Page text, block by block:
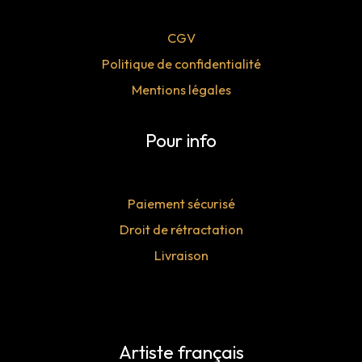
CGV
Politique de confidentialité
Mentions légales
Pour info
Paiement sécurisé
Droit de rétractation
Livraison
Artiste français